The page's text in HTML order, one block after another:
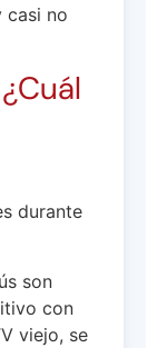
casi no
durante
son
con
viejo, se